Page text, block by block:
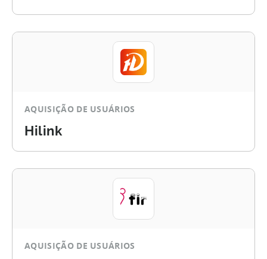
AQUISIÇÃO DE USUÁRIOS
Hilink
AQUISIÇÃO DE USUÁRIOS